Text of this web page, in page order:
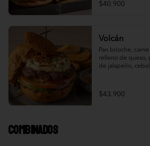
$40.900
Volcán
Pan brioche,
relleno de queso,
de jalapeño,
$43.900
Combinados